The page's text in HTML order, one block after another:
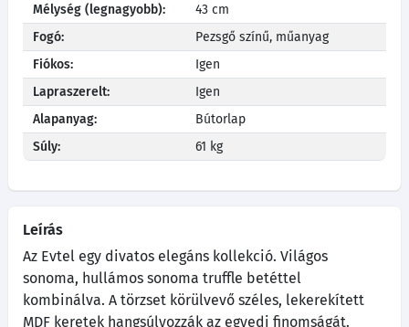
Mélység (legnagyobb):
43 cm
Fogó:
Pezsgő színű, műanyag
Fiókos:
Igen
Lapraszerelt:
Igen
Alapanyag:
Bútorlap
Súly:
61 kg
Leírás
Az Evtel egy divatos elegáns kollekció. Világos
sonoma, hullámos sonoma truffle betéttel
kombinálva. A törzset körülvevő széles, lekerekített
MDF keretek hangsúlyozzák az egyedi finomságát.